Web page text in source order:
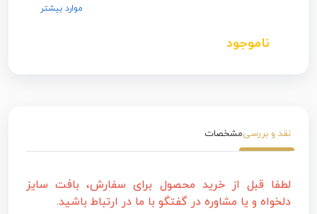
موارد بیشتر
ناموجود
نقد و بررسیمشخصات
لطفا قبل از خرید محصول برای سفارش، بافت سایز
دلخواه و یا مشاوره در گفتگو با ما در ارتباط باشید.